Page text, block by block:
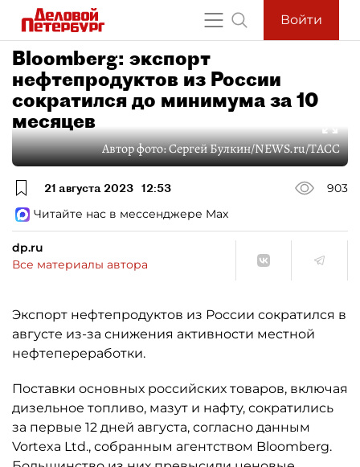
Войти
Bloomberg: экспорт
нефтепродуктов из России
сократился до минимума за 10
месяцев
Автор фото:Сергей Булкин/NEWS.ru/TACC
21 августа 2023 12:53
903
Читайте нас в мессенджере Max
dp.ru
Все материалы автора
Экспорт нефтепродуктов из России сократился в
августе из-за снижения активности местной
нефтепереработки.
Поставки основных российских товаров, включая
дизельное топливо, мазут и нафту, сократились
за первые 12 дней августа, согласно данным
Vortexa Ltd., собранным агентством Bloomberg.